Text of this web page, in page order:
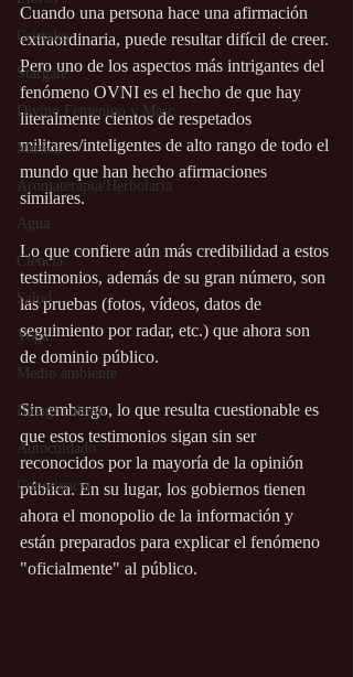
Cristales
Stargate
Divino Femenino y Masc.
Música
Aromaterapia/Herbolaria
Agua
Ciencia
Salud
Yoga
Medio ambiente
Bioagricultura
Autocuidado
Consciencia
Cuando una persona hace una afirmación
extraordinaria, puede resultar difícil de creer.
Pero uno de los aspectos más intrigantes del
fenómeno OVNI es el hecho de que hay
literalmente cientos de respetados
militares/inteligentes de alto rango de todo el
mundo que han hecho afirmaciones
similares.
Lo que confiere aún más credibilidad a estos
testimonios, además de su gran número, son
las pruebas (fotos, vídeos, datos de
seguimiento por radar, etc.) que ahora son
de dominio público.
Sin embargo, lo que resulta cuestionable es
que estos testimonios sigan sin ser
reconocidos por la mayoría de la opinión
pública. En su lugar, los gobiernos tienen
ahora el monopolio de la información y
están preparados para explicar el fenómeno
"oficialmente" al público.